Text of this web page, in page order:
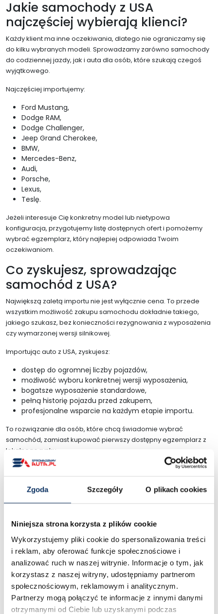
Zgoda Szczegóły O plikach cookies
Niniejsza strona korzysta z plików cookie
Wykorzystujemy pliki cookie do spersonalizowania treści
i reklam, aby oferować funkcje społecznościowe i
analizować ruch w naszej witrynie. Informacje o tym, jak
korzystasz z naszej witryny, udostępniamy partnerom
społecznościowym, reklamowym i analitycznym.
Partnerzy mogą połączyć te informacje z innymi danymi
otrzymanymi od Ciebie lub uzyskanymi podczas
Jakie samochody z USA
najczęściej wybierają klienci?
Każdy klient ma inne oczekiwania, dlatego nie ograniczamy się
do kilku wybranych modeli. Sprowadzamy zarówno samochody
do codziennej jazdy, jak i auta dla osób, które szukają czegoś
wyjątkowego.
Najczęściej importujemy:
Ford Mustang,
Dodge RAM,
Dodge Challenger,
Jeep Grand Cherokee,
BMW,
Mercedes-Benz,
Audi,
Porsche,
Lexus,
Teslę.
Jeżeli interesuje Cię konkretny model lub nietypowa
konfiguracja, przygotujemy listę dostępnych ofert i pomożemy
wybrać egzemplarz, który najlepiej odpowiada Twoim
oczekiwaniom.
Co zyskujesz, sprowadzając
samochód z USA?
Największą zaletą importu nie jest wyłącznie cena. To przede
wszystkim możliwość zakupu samochodu dokładnie takiego,
jakiego szukasz, bez konieczności rezygnowania z wyposażenia
czy wymarzonej wersji silnikowej.
Importując auto z USA, zyskujesz:
dostęp do ogromnej liczby pojazdów,
możliwość wyboru konkretnej wersji wyposażenia,
bogatsze wyposażenie standardowe,
pełną historię pojazdu przed zakupem,
profesjonalne wsparcie na każdym etapie importu.
To rozwiązanie dla osób, które chcą świadomie wybrać
samochód, zamiast kupować pierwszy dostępny egzemplarz z
lokalnego rynku.
Kompleksowy import
samochodów z USA bez
zbędnych formalności
jednak z odpowiednim partnerem cały proces przebiega
sprawnie i bezpiecznie.
Zajmujemy się:
wyszukaniem odpowiednich samochodów,
weryfikacją historii pojazdu,
udziałem w aukcji,
organizacją transportu,